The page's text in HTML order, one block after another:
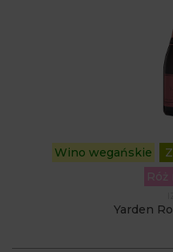
Wino wegańskie
Róż
Yarden